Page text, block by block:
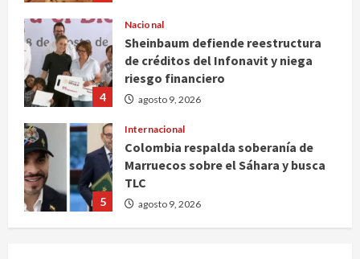
4
Nacional
Sheinbaum defiende reestructura
de créditos del Infonavit y niega
riesgo financiero
agosto 9, 2026
5
Internacional
Colombia respalda soberanía de
Marruecos sobre el Sáhara y busca
TLC
agosto 9, 2026